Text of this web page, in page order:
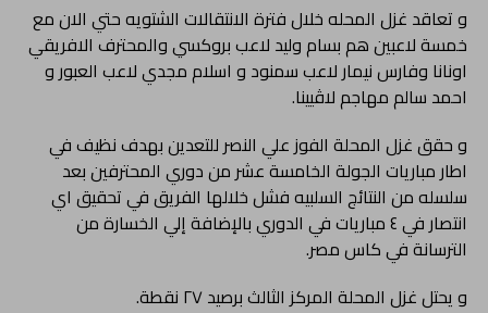
و تعاقد غزل المحله خلال فترة الانتقالات الشتويه حتي الان مع
خمسة لاعبين هم بسام وليد لاعب بروكسي والمحترف الافريقي
اونانا وفارس نيمار لاعب سمنود و اسلام مجدي لاعب العبور و
احمد سالم مهاجم لاڤيينا.
و حقق غزل المحلة الفوز علي النصر للتعدين بهدف نظيف في
اطار مباريات الجولة الخامسة عشر من دوري المحترفين بعد
سلسله من النتائج السلبيه فشل خلالها الفريق في تحقيق اي
انتصار في ٤ مباريات في الدوري بالإضافة إلي الخسارة من
الترسانة في كاس مصر.
و يحتل غزل المحلة المركز الثالث برصيد ٢٧ نقطة.